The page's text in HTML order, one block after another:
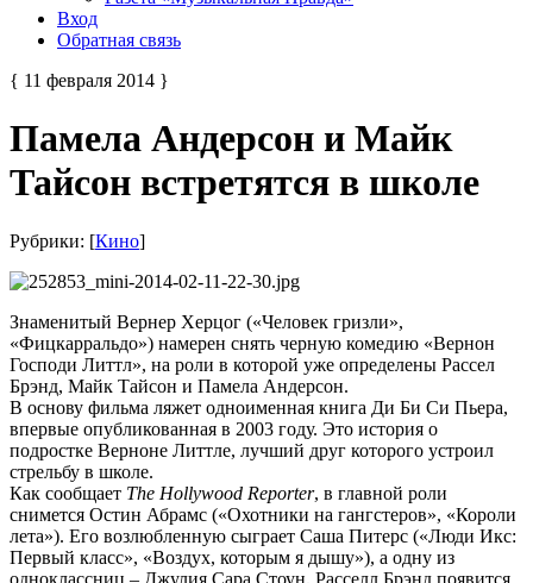
Вход
Обратная связь
{ 11 февраля 2014 }
Памела Андерсон и Майк
Тайсон встретятся в школе
Рубрики: [Кино]
Знаменитый Вернер Херцог («Человек гризли»,
«Фицкарральдо») намерен снять черную комедию «Вернон
Господи Литтл», на роли в которой уже определены Рассел
Брэнд, Майк Тайсон и Памела Андерсон.
В основу фильма ляжет одноименная книга Ди Би Си Пьера,
впервые опубликованная в 2003 году. Это история о
подростке Верноне Литтле, лучший друг которого устроил
стрельбу в школе.
Как сообщает The Hollywood Reporter, в главной роли
снимется Остин Абрамс («Охотники на гангстеров», «Короли
лета»). Его возлюбленную сыграет Саша Питерс («Люди Икс:
Первый класс», «Воздух, которым я дышу»), а одну из
одноклассниц – Джулия Сара Стоун. Расселл Брэнд появится